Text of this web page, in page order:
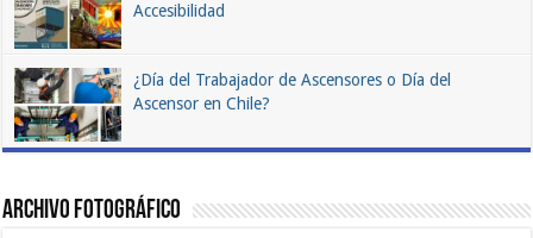
Accesibilidad
¿Día del Trabajador de Ascensores o Día del
Ascensor en Chile?
Archivo Fotográfico